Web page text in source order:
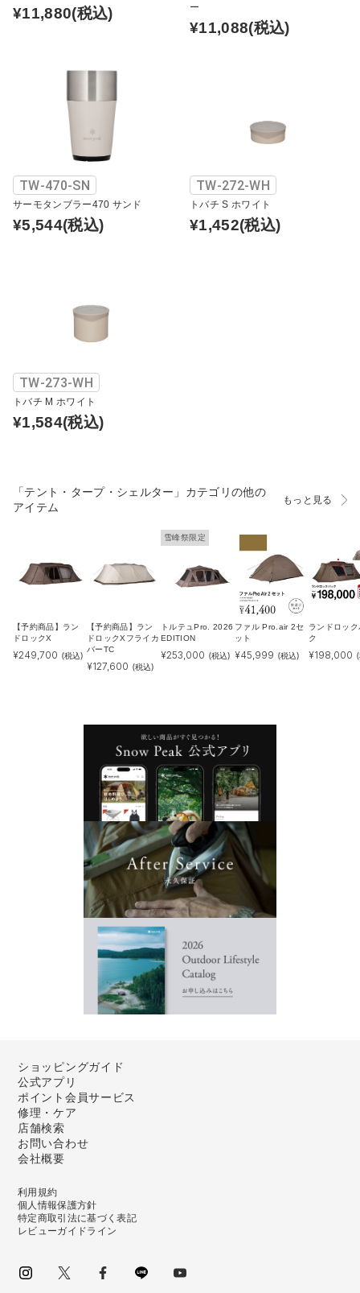
¥11,880(税込)
ー
¥11,088(税込)
TW-470-SN
サーモタンブラー470 サンド
¥5,544(税込)
TW-272-WH
トバチ S ホワイト
¥1,452(税込)
TW-273-WH
トバチ M ホワイト
¥1,584(税込)
「テント・タープ・シェルター」カテゴリの他の
アイテム
もっと見る
【予約商品】ラン
ドロックX
¥249,700 (税込)
【予約商品】ラン
ドロックXフライカ
バーTC
¥127,600 (税込)
雪峰祭限定
トルテュPro. 2026
EDITION
¥253,000 (税込)
ファル Pro.air 2セ
ット
¥45,999 (税込)
ランドロック
ク
¥198,000
ショッピングガイド
公式アプリ
ポイント会員サービス
修理・ケア
店舗検索
お問い合わせ
会社概要
利用規約
個人情報保護方針
特定商取引法に基づく表記
レビューガイドライン